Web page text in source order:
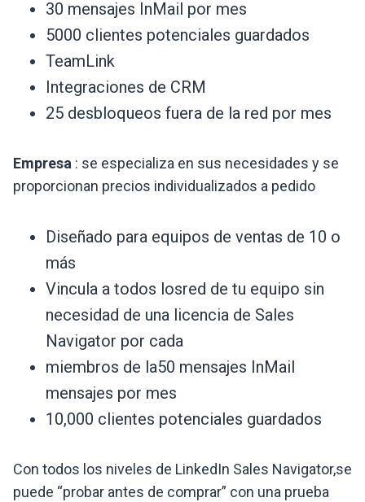
30 mensajes InMail por mes
5000 clientes potenciales guardados
TeamLink
Integraciones de CRM
25 desbloqueos fuera de la red por mes
Empresa : se especializa en sus necesidades y se
proporcionan precios individualizados a pedido
Diseñado para equipos de ventas de 10 o
más
Vincula a todos losred de tu equipo sin
necesidad de una licencia de Sales
Navigator por cada
miembros de la50 mensajes InMail
mensajes por mes
10,000 clientes potenciales guardados
Con todos los niveles de LinkedIn Sales Navigator,se
puede “probar antes de comprar” con una prueba